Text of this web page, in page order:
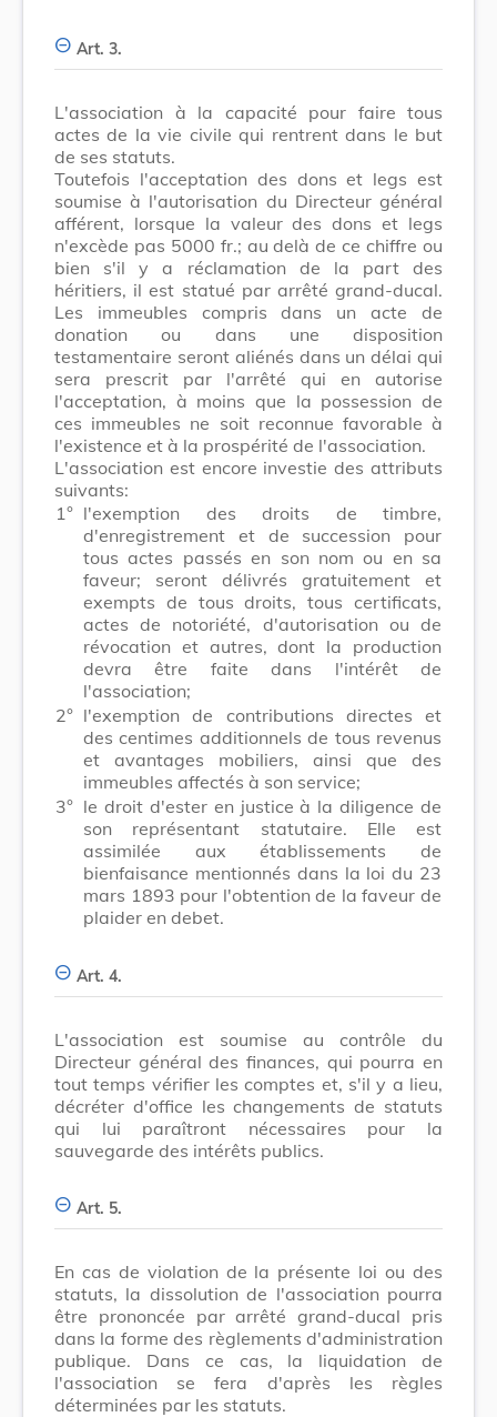
Art. 3.
L'association à la capacité pour faire tous
actes de la vie civile qui rentrent dans le but
de ses statuts.
Toutefois l'acceptation des dons et legs est
soumise à l'autorisation du Directeur général
afférent, lorsque la valeur des dons et legs
n'excède pas 5000 fr.; au delà de ce chiffre ou
bien s'il y a réclamation de la part des
héritiers, il est statué par arrêté grand-ducal.
Les immeubles compris dans un acte de
donation ou dans une disposition
testamentaire seront aliénés dans un délai qui
sera prescrit par l'arrêté qui en autorise
l'acceptation, à moins que la possession de
ces immeubles ne soit reconnue favorable à
l'existence et à la prospérité de l'association.
L'association est encore investie des attributs
suivants:
1° l'exemption des droits de timbre,
d'enregistrement et de succession pour
tous actes passés en son nom ou en sa
faveur; seront délivrés gratuitement et
exempts de tous droits, tous certificats,
actes de notoriété, d'autorisation ou de
révocation et autres, dont la production
devra être faite dans l'intérêt de
l'association;
2° l'exemption de contributions directes et
des centimes additionnels de tous revenus
et avantages mobiliers, ainsi que des
immeubles affectés à son service;
3° le droit d'ester en justice à la diligence de
son représentant statutaire. Elle est
assimilée aux établissements de
bienfaisance mentionnés dans la loi du 23
mars 1893 pour l'obtention de la faveur de
plaider en debet.
Art. 4.
L'association est soumise au contrôle du
Directeur général des finances, qui pourra en
tout temps vérifier les comptes et, s'il y a lieu,
décréter d'office les changements de statuts
qui lui paraîtront nécessaires pour la
sauvegarde des intérêts publics.
Art. 5.
En cas de violation de la présente loi ou des
statuts, la dissolution de l'association pourra
être prononcée par arrêté grand-ducal pris
dans la forme des règlements d'administration
publique. Dans ce cas, la liquidation de
l'association se fera d'après les règles
déterminées par les statuts.